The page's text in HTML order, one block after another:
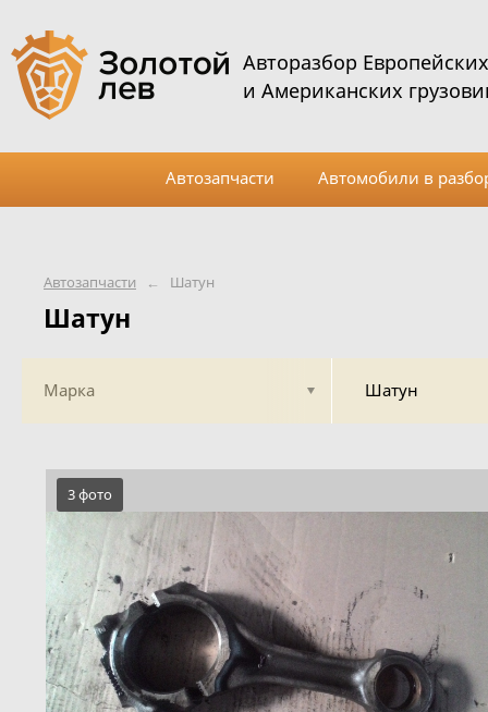
Автозапчасти ← Шатун
Шатун
Марка Шатун
3 фото
Авторазбор Европейских
и Американских
Автозапчасти Автомобили в